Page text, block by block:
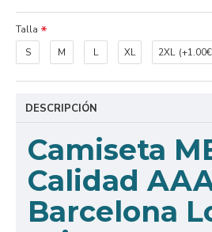
Talla
S
M L XL 2XL
DESCRIPCIÓN
Camiseta
Calidad
Barcelona